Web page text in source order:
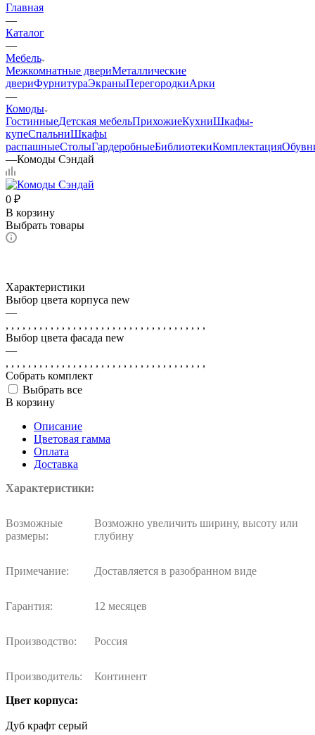
Главная
—
Каталог
—
Мебель
Межкомнатные двериМеталлические
двериФурнитураЭкраныПерегородкиАрки
—
Комоды
ГостинныеДетская мебельПрихожиеКухниШкафы-
купеСпальниШкафы
распашныеСтолыГардеробныеБиблиотекиКомплектация
—Комоды Сэндай
0 ₽
В корзину
Выбрать товары
Характеристики
Выбор цвета корпуса new
—
, , , , , , , , , , , , , , , , , , , , , , , , , , , , , , , , , , , ,
Выбор цвета фасада new
—
, , , , , , , , , , , , , , , , , , , , , , , , , , , , , , , , , , , ,
Собрать комплект
Выбрать все
В корзину
Описание
Цветовая гамма
Оплата
Доставка
Характеристики:
Возможные
размеры:
Возможно увеличить ширину, высоту или
глубину
Примечание: Доставляется в разобранном виде
Гарантия: 12 месяцев
Производство: Россия
Производитель:
Континент
Цвет корпуса:
Дуб крафт серый